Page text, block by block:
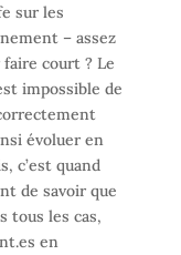
sur les
– assez
faire court ? Le
impossible de
évoluer en
c’est quand
de savoir que
tous les cas,
en